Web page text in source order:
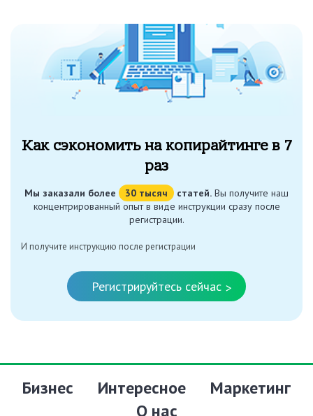
Как сэкономить на копирайтинге в 7
раз
Мы заказали более 30 тысяч статей. Вы получите наш
концентрированный опыт в виде инструкции сразу после
регистрации.
И получите инструкцию после регистрации
Регистрируйтесь сейчас >
Бизнес Интересное
Маркетинг
О нас